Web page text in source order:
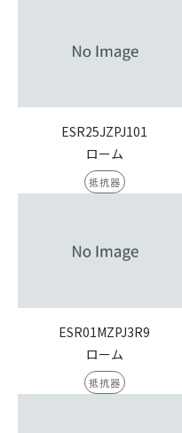
ESR25JZPJ101
ローム
抵抗器
ESR01MZPJ3R9
ローム
抵抗器